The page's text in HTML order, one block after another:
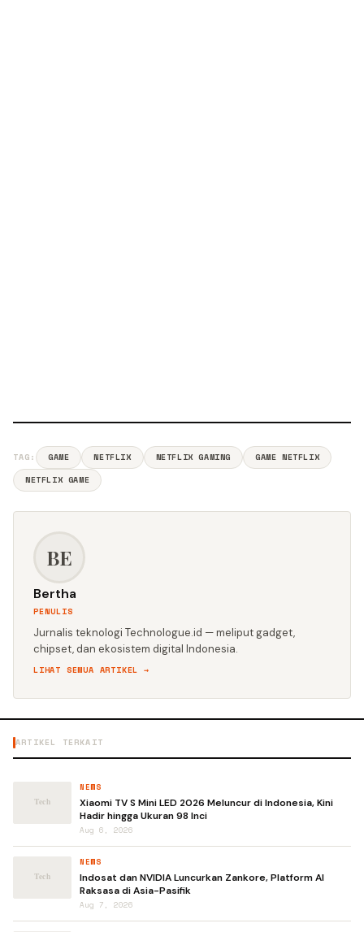
TAG: GAME NETFLIX NETFLIX GAMING
GAME NETFLIX
NETFLIX GAME
BE
Bertha
PENULIS
Jurnalis teknologi Technologue.id — meliput gadget,
chipset, dan ekosistem digital Indonesia.
LIHAT SEMUA ARTIKEL →
ARTIKEL TERKAIT
NEWS
Xiaomi TV S Mini LED 2026 Meluncur di Indonesia, Kini
Hadir hingga Ukuran 98 Inci
Aug 6, 2026
NEWS
Indosat dan NVIDIA Luncurkan Zankore, Platform AI
Raksasa di Asia-Pasifik
Aug 7, 2026